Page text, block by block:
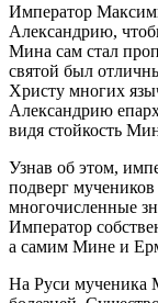
Император
Александрию,
Мина сам стал
святой был
Христу многих
Александрию
видя стойкость
Узнав об этом,
подверг
многочисленные
Император
а самим Мине и
На Руси мученика